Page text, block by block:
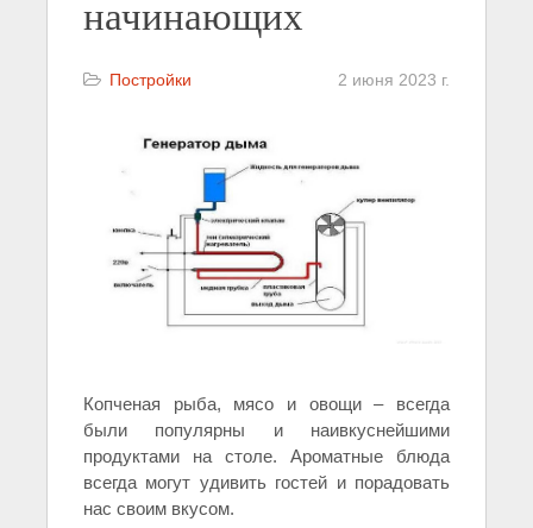
начинающих
Постройки 2 июня 2023 г.
Копченая рыба, мясо и овощи – всегда
были популярны и наивкуснейшими
продуктами на столе. Ароматные блюда
всегда могут удивить гостей и порадовать
нас своим вкусом.